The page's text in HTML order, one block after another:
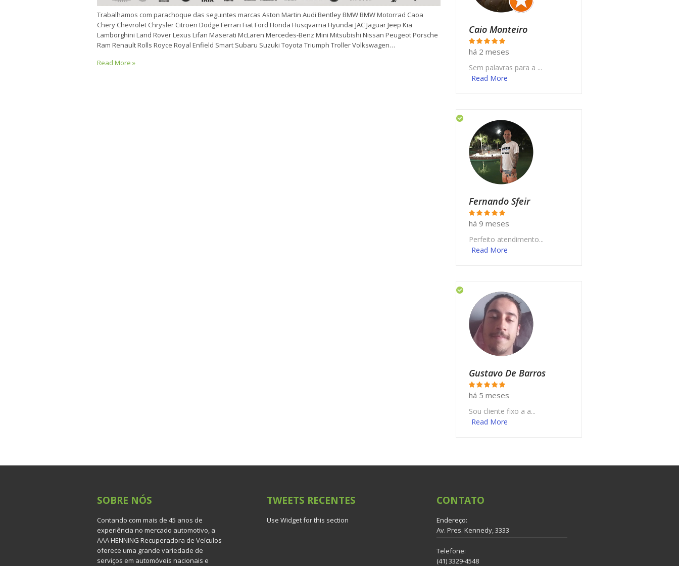
Trabalhamos com parachoque das seguintes marcas Aston Martin Audi Bentley BMW BMW Motorrad Caoa
Chery Chevrolet Chrysler Citroën Dodge Ferrari Fiat Ford Honda Husqvarna Hyundai JAC Jaguar Jeep Kia
Lamborghini Land Rover Lexus Lifan Maserati McLaren Mercedes-Benz Mini Mitsubishi Nissan Peugeot Porsche
Ram Renault Rolls Royce Royal Enfield Smart Subaru Suzuki Toyota Triumph Troller Volkswagen…
Read More »
Caio Monteiro
há 2 meses
Sem palavras para a ...
Read More
Fernando Sfeir
há 9 meses
Perfeito atendimento...
Read More
Gustavo De Barros
há 5 meses
Sou cliente fixo a a...
Read More
SOBRE NÓS
Contando com mais de 45 anos de
experiência no mercado automotivo, a
AAA HENNING Recuperadora de Veículos
oferece uma grande variedade de
serviços em automóveis nacionais e
TWEETS RECENTES
Use Widget for this section
CONTATO
Endereço:
Av. Pres. Kennedy, 3333
Telefone:
(41) 3329-4548